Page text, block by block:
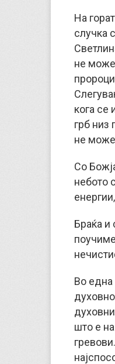
На
случка
не
кога се
грб низ
не
Со
небото
Браќа и
Во една
што е